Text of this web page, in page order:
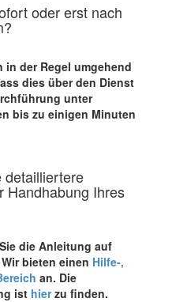
oder erst nach
in der Regel umgehend
dies über den Dienst
unter
bis zu einigen Minuten
detailliertere
Handhabung Ihres
die Anleitung auf
bieten einen Hilfe-,
an. Die
ist hierzu finden.